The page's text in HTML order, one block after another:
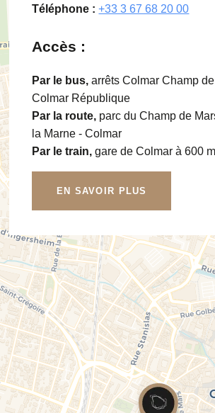
Téléphone : +33 3 67 68 20 00
Accès :
Par le bus, arrêts Colmar Champ
Colmar République
Par la route, parc du Champ de
la Marne - Colmar
Par le train,gare de Colmar à 600
EN SAVOIR PLUS